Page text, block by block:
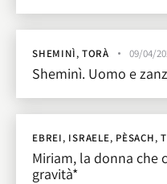
SHEMINÌ, TORÀ 09/04/
Sheminì. Uomo e
EBREI, ISRAELE, PÈSACH,
Miriam, la donna che
gravità*